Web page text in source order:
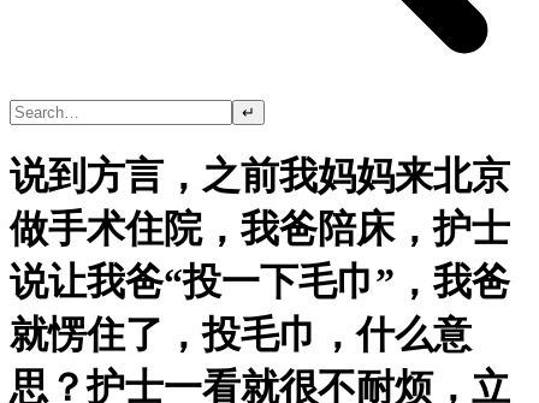
↵
说到方言，之前我妈妈来北京
做手术住院，我爸陪床，护士
说让我爸“投一下毛巾”，我爸
就愣住了，投毛巾，什么意
思？护士一看就很不耐烦，立